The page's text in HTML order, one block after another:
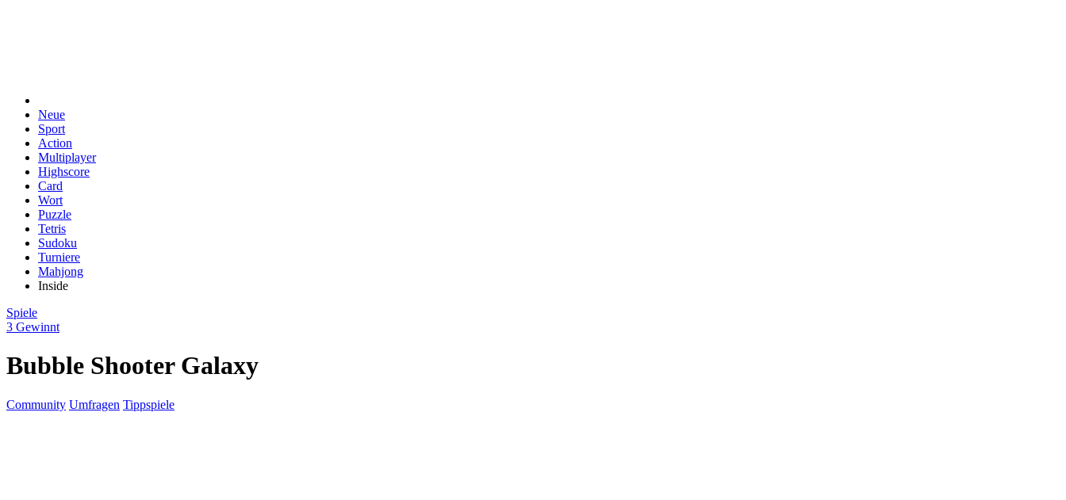
Neue
Sport
Action
Multiplayer
Highscore
Card
Wort
Puzzle
Tetris
Sudoku
Turniere
Mahjong
Inside
Spiele
3 Gewinnt
Bubble Shooter Galaxy
Community Umfragen Tippspiele